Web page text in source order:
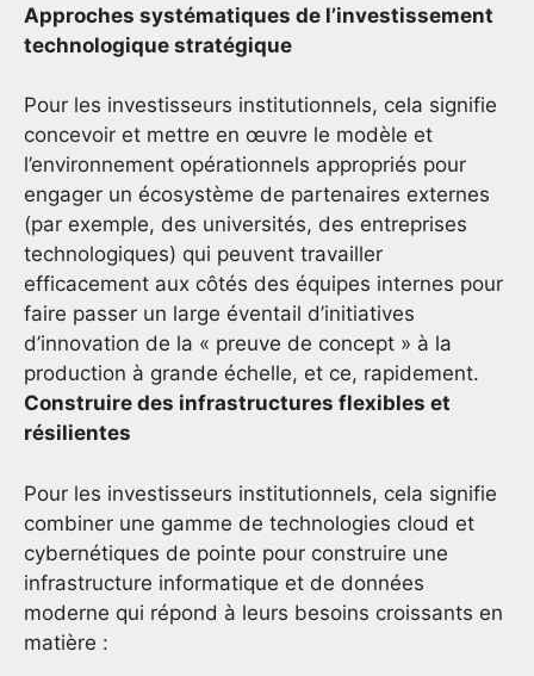
Approches systématiques de l’investissement
technologique stratégique
Pour les investisseurs institutionnels, cela signifie
concevoir et mettre en œuvre le modèle et
l’environnement opérationnels appropriés pour
engager un écosystème de partenaires externes
(par exemple, des universités, des entreprises
technologiques) qui peuvent travailler
efficacement aux côtés des équipes internes pour
faire passer un large éventail d’initiatives
d’innovation de la « preuve de concept » à la
production à grande échelle, et ce, rapidement.
Construire des infrastructures flexibles et
résilientes
Pour les investisseurs institutionnels, cela signifie
combiner une gamme de technologies cloud et
cybernétiques de pointe pour construire une
infrastructure informatique et de données
moderne qui répond à leurs besoins croissants en
matière :